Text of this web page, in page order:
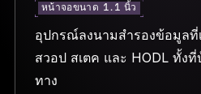
หน้าจอขนาด 1.1 นิ้ว
อุปกรณ์ลงนามสำรองข้อมูลที่
สวอป สเตค และ HODL ทั้ง
ทาง